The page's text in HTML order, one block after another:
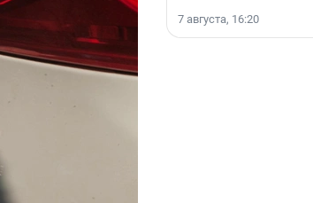
7 августа, 16:20